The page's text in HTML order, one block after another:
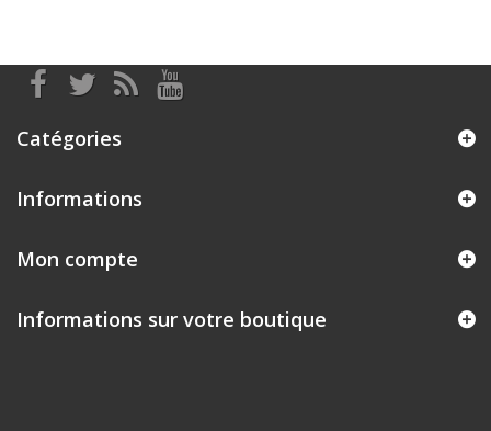
Catégories
Informations
Mon compte
Informations sur votre boutique